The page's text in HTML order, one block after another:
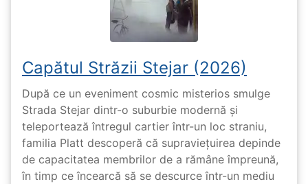
Capătul Străzii Stejar (2026)
După ce un eveniment cosmic misterios smulge
Strada Stejar dintr-o suburbie modernă și
teleportează întregul cartier într-un loc straniu,
familia Platt descoperă că supraviețuirea depinde
de capacitatea membrilor de a rămâne împreună,
în timp ce încearcă să se descurce într-un mediu